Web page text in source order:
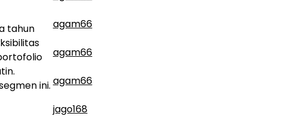
tahun
ini.
agam66
agam66
agam66
jago168